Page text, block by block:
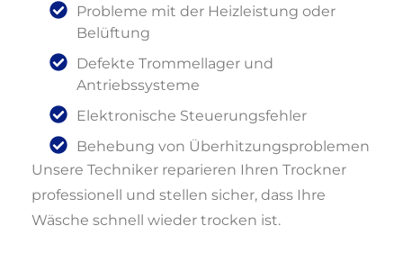
Probleme mit der Heizleistung oder
Belüftung
Defekte Trommellager und
Antriebssysteme
Elektronische Steuerungsfehler
Behebung von Überhitzungsproblemen
Unsere Techniker reparieren Ihren Trockner
professionell und stellen sicher, dass Ihre
Wäsche schnell wieder trocken ist.